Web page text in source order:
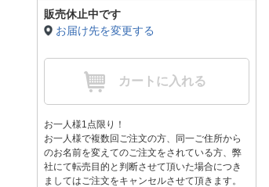
販売休止中です
お届け先を変更する
カートに入れる
お一人様1点限り！
お一人様で複数回ご注文の方、同一ご住所から
のお名前を変えてのご注文をされている方、弊
社にて転売目的と判断させて頂いた場合につき
ましてはご注文をキャンセルさせて頂きます。